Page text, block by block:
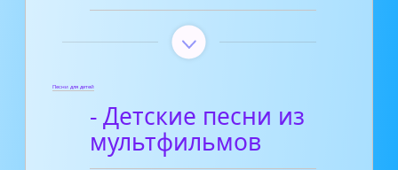
Песни для детей
- Детские песни из
мультфильмов